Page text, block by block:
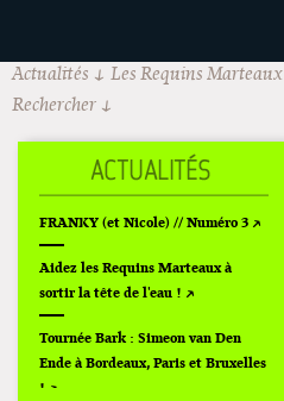
Actualités Les Requins Marteaux
Rechercher
FRANKY (et Nicole) // Numéro 3
Aidez les Requins Marteaux à
sortir la tête de l'eau !
Tournée Bark : Simeon van Den
Ende à Bordeaux, Paris et Bruxelles
!